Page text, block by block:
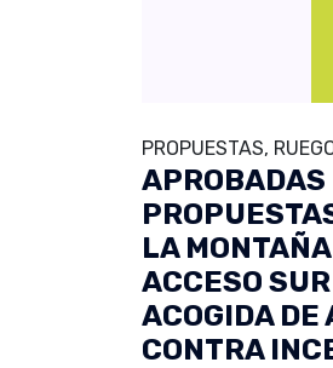
PROPUESTAS,
APROBADAS
LA
ACCESO
ACOGIDA DE
CONTRA